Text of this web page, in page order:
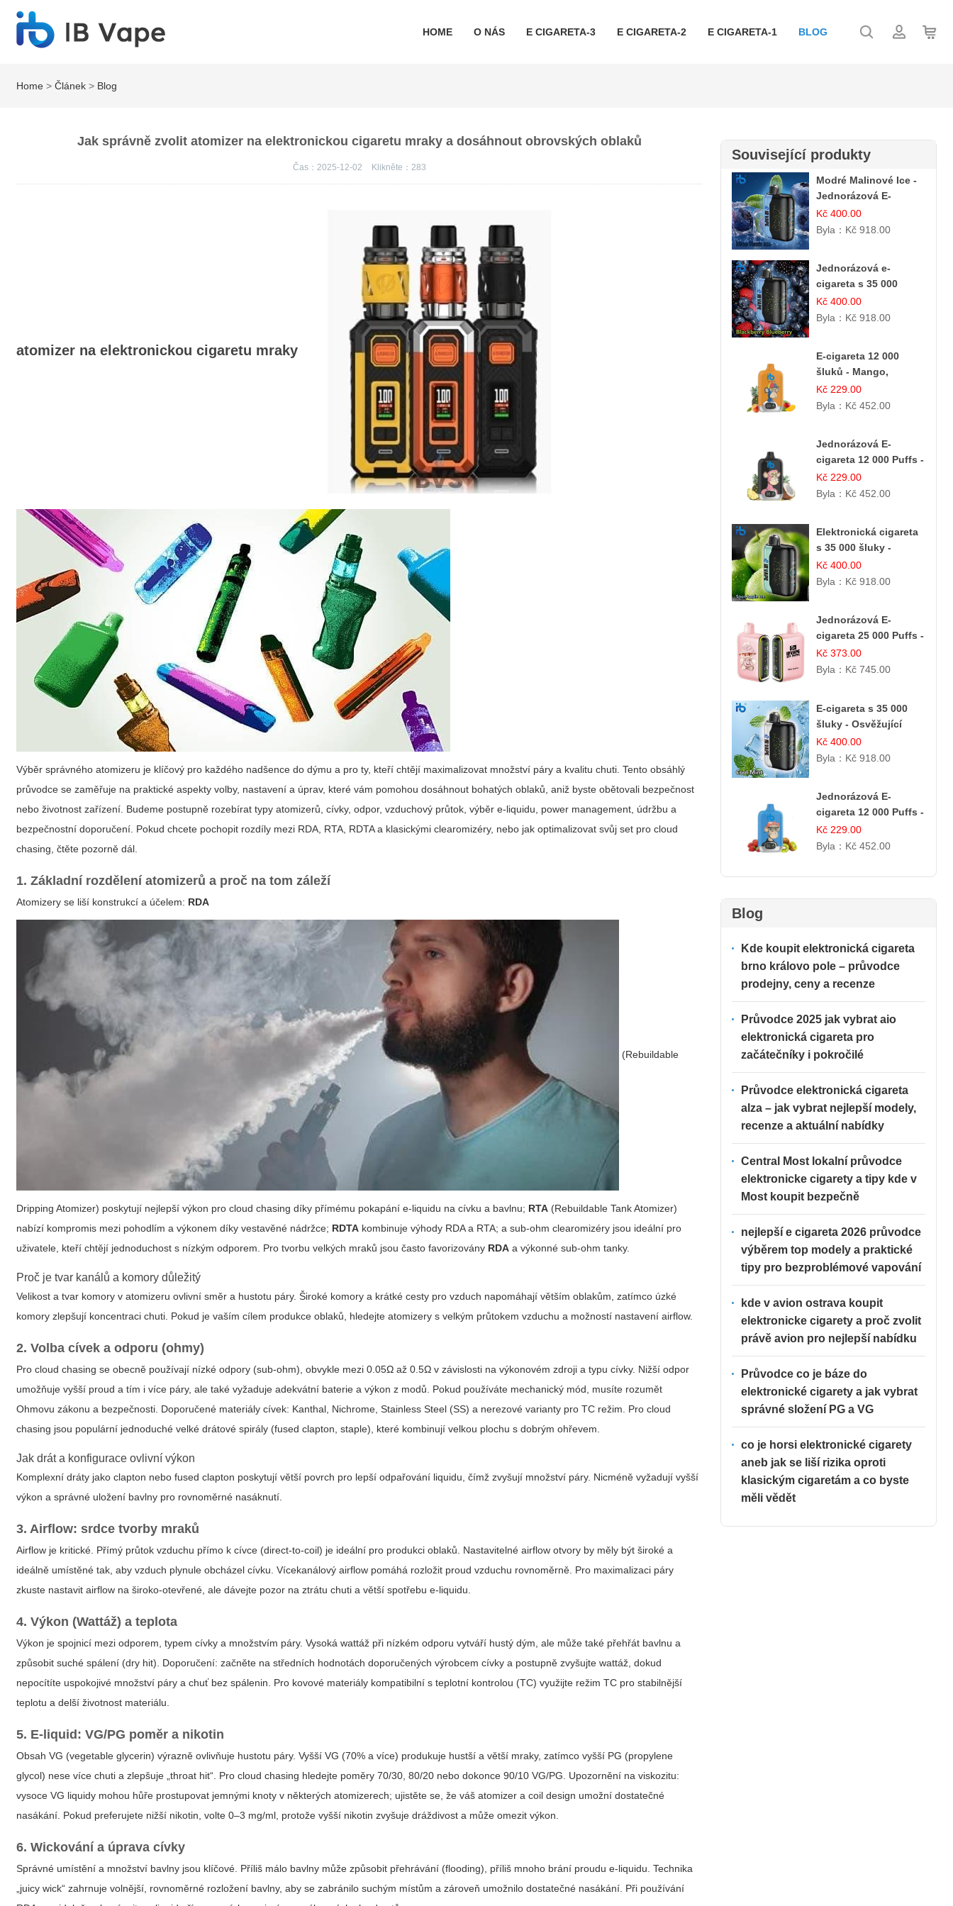
HOME O NÁS E CIGARETA-3 E CIGARETA-2 E CIGARETA-1 BLOG
Home >Článek > Blog
Jak správně zvolit atomizer na elektronickou cigaretu mraky a dosáhnout obrovských oblaků
Čas：2025-12-02 Klikněte： 283
atomizer na elektronickou cigaretu mraky
Výběr správného atomizeru je klíčový pro každého nadšence do dýmu a pro ty, kteří chtějí maximalizovat množství páry a kvalitu chuti. Tento obsáhlý
průvodce se zaměřuje na praktické aspekty volby, nastavení a úprav, které vám pomohou dosáhnout bohatých oblaků, aniž byste obětovali bezpečnost
nebo životnost zařízení. Budeme postupně rozebírat typy atomizerů, cívky, odpor, vzduchový průtok, výběr e-liquidu, power management, údržbu a
bezpečnostní doporučení. Pokud chcete pochopit rozdíly mezi RDA, RTA, RDTA a klasickými clearomizéry, nebo jak optimalizovat svůj set pro cloud
chasing, čtěte pozorně dál.
1. Základní rozdělení atomizerů a proč na tom záleží
Atomizery se liší konstrukcí a účelem: RDA
(Rebuildable
Dripping Atomizer) poskytují nejlepší výkon pro cloud chasing díky přímému pokapání e-liquidu na cívku a bavlnu; RTA (Rebuildable Tank Atomizer)
nabízí kompromis mezi pohodlím a výkonem díky vestavěné nádržce; RDTA kombinuje výhody RDA a RTA; a sub-ohm clearomizéry jsou ideální pro
uživatele, kteří chtějí jednoduchost s nízkým odporem. Pro tvorbu velkých mraků jsou často favorizovány RDA a výkonné sub-ohm tanky.
Proč je tvar kanálů a komory důležitý
Velikost a tvar komory v atomizeru ovlivní směr a hustotu páry. Široké komory a krátké cesty pro vzduch napomáhají větším oblakům, zatímco úzké
komory zlepšují koncentraci chuti. Pokud je vaším cílem produkce oblaků, hledejte atomizery s velkým průtokem vzduchu a možností nastavení airflow.
2. Volba cívek a odporu (ohmy)
Pro cloud chasing se obecně používají nízké odpory (sub-ohm), obvykle mezi 0.05Ω až 0.5Ω v závislosti na výkonovém zdroji a typu cívky. Nižší odpor
umožňuje vyšší proud a tím i více páry, ale také vyžaduje adekvátní baterie a výkon z modů. Pokud používáte mechanický mód, musíte rozumět
Ohmovu zákonu a bezpečnosti. Doporučené materiály cívek: Kanthal, Nichrome, Stainless Steel (SS) a nerezové varianty pro TC režim. Pro cloud
chasing jsou populární jednoduché velké drátové spirály (fused clapton, staple), které kombinují velkou plochu s dobrým ohřevem.
Jak drát a konfigurace ovlivní výkon
Komplexní dráty jako clapton nebo fused clapton poskytují větší povrch pro lepší odpařování liquidu, čímž zvyšují množství páry. Nicméně vyžadují vyšší
výkon a správné uložení bavlny pro rovnoměrné nasáknutí.
3. Airflow: srdce tvorby mraků
Airflow je kritické. Přímý průtok vzduchu přímo k cívce (direct-to-coil) je ideální pro produkci oblaků. Nastavitelné airflow otvory by měly být široké a
ideálně umístěné tak, aby vzduch plynule obcházel cívku. Vícekanálový airflow pomáhá rozložit proud vzduchu rovnoměrně. Pro maximalizaci páry
zkuste nastavit airflow na široko-otevřené, ale dávejte pozor na ztrátu chuti a větší spotřebu e-liquidu.
4. Výkon (Wattáž) a teplota
Výkon je spojnicí mezi odporem, typem cívky a množstvím páry. Vysoká wattáž při nízkém odporu vytváří hustý dým, ale může také přehřát bavlnu a
způsobit suché spálení (dry hit). Doporučení: začněte na středních hodnotách doporučených výrobcem cívky a postupně zvyšujte wattáž, dokud
nepocítíte uspokojivé množství páry a chuť bez spálenin. Pro kovové materiály kompatibilní s teplotní kontrolou (TC) využijte režim TC pro stabilnější
teplotu a delší životnost materiálu.
5. E-liquid: VG/PG poměr a nikotin
Obsah VG (vegetable glycerin) výrazně ovlivňuje hustotu páry. Vyšší VG (70% a více) produkuje hustší a větší mraky, zatímco vyšší PG (propylene
glycol) nese více chuti a zlepšuje „throat hit“. Pro cloud chasing hledejte poměry 70/30, 80/20 nebo dokonce 90/10 VG/PG. Upozornění na viskozitu:
vysoce VG liquidy mohou hůře prostupovat jemnými knoty v některých atomizerech; ujistěte se, že váš atomizer a coil design umožní dostatečné
nasákání. Pokud preferujete nižší nikotin, volte 0–3 mg/ml, protože vyšší nikotin zvyšuje dráždivost a může omezit výkon.
6. Wickování a úprava cívky
Správné umístění a množství bavlny jsou klíčové. Příliš málo bavlny může způsobit přehrávání (flooding), příliš mnoho brání proudu e-liquidu. Technika
„juicy wick“ zahrnuje volnější, rovnoměrné rozložení bavlny, aby se zabránilo suchým místům a zároveň umožnilo dostatečné nasákání. Při používání
Související produkty
Modré Malinové Ice -
Jednorázová E-
cigareta s 35 000
šluky | Ibvape
Kč 400.00
Byla： Kč 918.00
Jednorázová e-
cigareta s 35 000
šluky - Ostružina &
Borůvka
Kč 400.00
Byla： Kč 918.00
E-cigareta 12 000
šluků - Mango,
Ananas, Broskev
Kč 229.00
Byla： Kč 452.00
Jednorázová E-
cigareta 12 000 Puffs -
Ananasovo-Kokosová
Zmrzlina
Kč 229.00
Byla： Kč 452.00
Elektronická cigareta
s 35 000 šluky -
Jablečný kyselý led
Kč 400.00
Byla： Kč 918.00
Jednorázová E-
cigareta 25 000 Puffs -
Růžový Citrón
Kč 373.00
Byla： Kč 745.00
E-cigareta s 35 000
šluky - Osvěžující
mentol
Kč 400.00
Byla： Kč 918.00
Jednorázová E-
cigareta 12 000 Puffs -
Jahoda & Kiwi
Kč 229.00
Byla： Kč 452.00
Blog
Kde koupit elektronická cigareta
brno královo pole – průvodce
prodejny, ceny a recenze
Průvodce 2025 jak vybrat aio
elektronická cigareta pro
začátečníky i pokročilé
Průvodce elektronická cigareta
alza – jak vybrat nejlepší modely,
recenze a aktuální nabídky
Central Most lokalní průvodce
elektronicke cigarety a tipy kde v
Most koupit bezpečně
nejlepší e cigareta 2026 průvodce
výběrem top modely a praktické
tipy pro bezproblémové vapování
kde v avion ostrava koupit
elektronicke cigarety a proč zvolit
právě avion pro nejlepší nabídku
Průvodce co je báze do
elektronické cigarety a jak vybrat
správné složení PG a VG
co je horsi elektronické cigarety
aneb jak se liší rizika oproti
klasickým cigaretám a co byste
měli vědět